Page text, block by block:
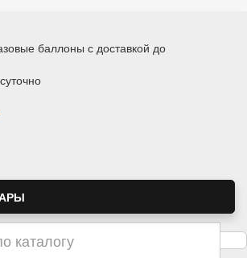
баллоны с доставкой до